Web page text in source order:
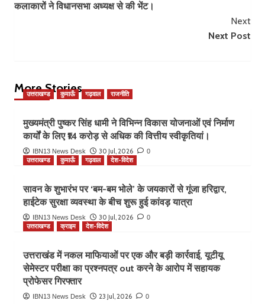
कलाकारों ने विधानसभा अध्यक्ष से की भेंट।
Next
Next Post
More Stories
उत्तराखण्ड कुमाऊँ गढ़वाल राजनीति
मुख्यमंत्री पुष्कर सिंह धामी ने विभिन्न विकास योजनाओं एवं निर्माण
कार्यों के लिए ₹14 करोड़ से अधिक की वित्तीय स्वीकृतियां।
IBN13 News Desk 30 Jul, 2026 0
उत्तराखण्ड कुमाऊँ गढ़वाल देश-विदेश
सावन के शुभारंभ पर ‘बम-बम भोले’ के जयकारों से गूंजा हरिद्वार,
हाईटेक सुरक्षा व्यवस्था के बीच शुरू हुई कांवड़ यात्रा
IBN13 News Desk 30 Jul, 2026 0
उत्तराखण्ड क्राइम देश-विदेश
उत्तराखंड में नकल माफियाओं पर एक और बड़ी कार्रवाई, यूटीयू
सेमेस्टर परीक्षा का प्रश्नपत्र out करने के आरोप में सहायक
प्रोफेसर गिरफ्तार
IBN13 News Desk 23 Jul, 2026 0